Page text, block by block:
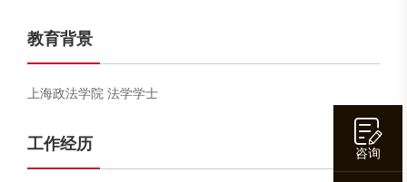
教育背景
上海政法学院 法学学士
工作经历 咨询